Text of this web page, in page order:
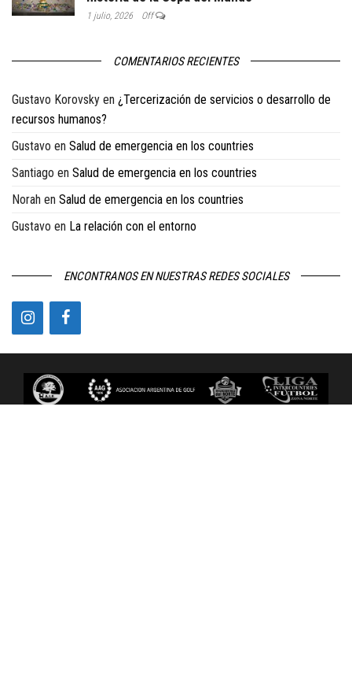
1 julio, 2026 Off
COMENTARIOS RECIENTES
Gustavo Korovsky en ¿Tercerización de servicios o desarrollo de
recursos humanos?
Gustavo en Salud de emergencia en los countries
Santiago en Salud de emergencia en los countries
Norah en Salud de emergencia en los countries
Gustavo en La relación con el entorno
ENCONTRANOS EN NUESTRAS REDES SOCIALES